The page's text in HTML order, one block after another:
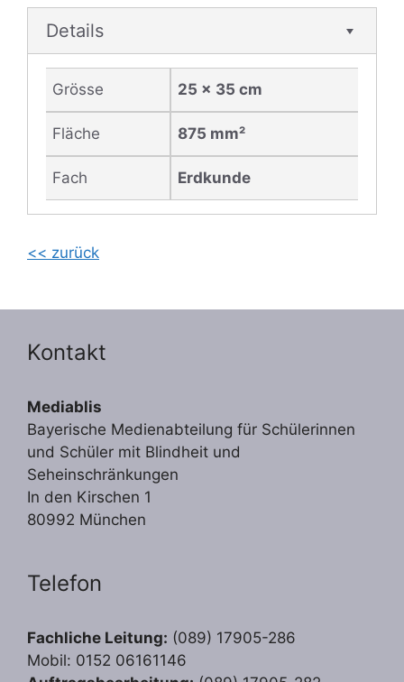
Details
Grösse 25 x 35 cm
Fläche 875 mm²
Fach Erdkunde
<< zurück
Kontakt
Mediablis
Bayerische Medienabteilung für Schülerinnen
und Schüler mit Blindheit und
Seheinschränkungen
In den Kirschen 1
80992 München
Telefon
Fachliche Leitung: (089) 17905-286
Mobil: 0152 06161146